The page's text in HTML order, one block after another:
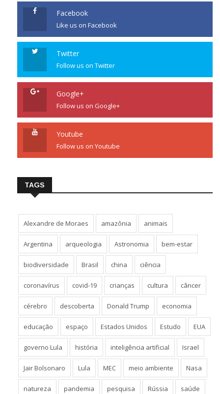
Facebook
Like us on Facebook
Twitter
Follow us on Twitter
Google+
Follow us on Google+
Youtube
Follow us on Youtube
TAGS
Alexandre de Moraes amazônia animais
Argentina arqueologia Astronomia bem-estar
biodiversidade Brasil china ciência
coronavírus covid-19 crianças cultura câncer
cérebro descoberta Donald Trump economia
educação espaço Estados Unidos Estudo EUA
governo Lula história inteligência artificial Israel
Jair Bolsonaro Lula MEC meio ambiente Nasa
natureza pandemia pesquisa Rússia saúde